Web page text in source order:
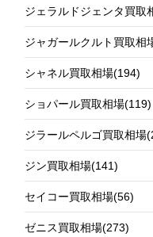
ジェラルドジェンタ買取
ジャガールクルト買取相
シャネル買取相場(194)
ショパール買取相場(119)
ジラールペルゴ買取相場
ジン買取相場(141)
セイコー買取相場(56)
ゼニス買取相場(273)